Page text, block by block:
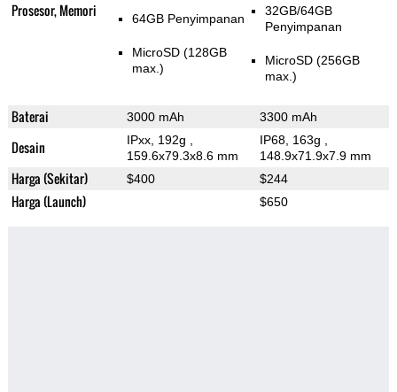
Prosesor, Memori 64GB Penyimpanan
MicroSD (128GB
max.)
32GB/64GB
Penyimpanan
MicroSD (256GB
max.)
Baterai 3000 mAh 3300 mAh
Desain IPxx, 192g
159.6x79.3x8.6 mm
IP68, 163g
148.9x71.9x7.9 mm
Harga (Sekitar) $400 $244
Harga (Launch) $650